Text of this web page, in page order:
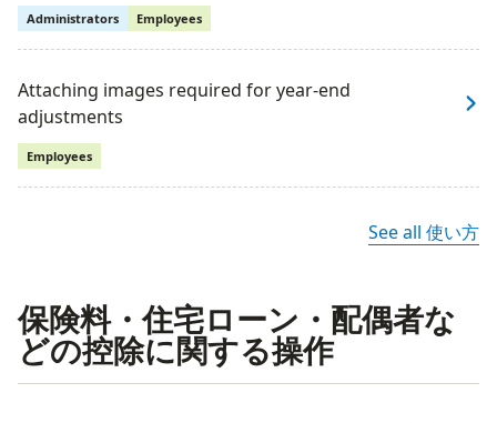
Administrators Employees
Attaching images required for year-end
adjustments
Employees
See all 使い方
保険料・住宅ローン・配偶者な
どの控除に関する操作